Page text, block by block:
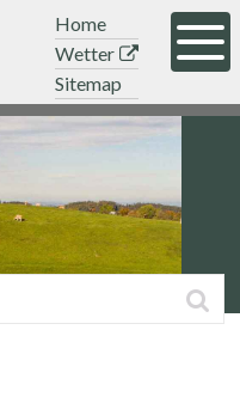
Topnavigation
Home
Wetter
Sitemap